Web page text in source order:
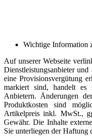
Wichtige Information
Auf unserer Webseite
Dienstleistungsanbieter
eine Provisionsvergütung
markiert sind, handelt
Anbietern. Änderungen
Produktkosten sind
Artikelpreis inkl. MwSt.,
Gewähr. Die Inhalte
Sie unterliegen der Haftung